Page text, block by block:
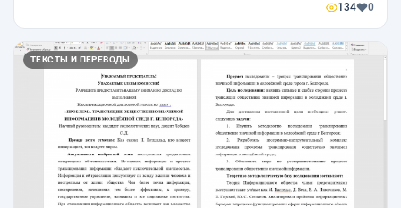
134 0
ТЕКСТЫ И ПЕРЕВОДЫ